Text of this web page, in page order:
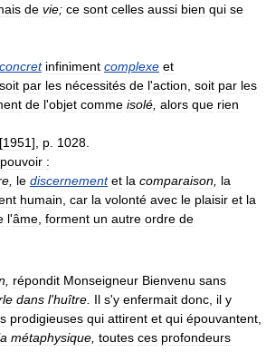
de vie; ce sont celles aussi bien qui se
concret infiniment complexe et
soit par les nécessités de l'action soit par les
de l'objet comme isolé alors que rien
[1951], p 1028
pouvoir :
le discernement et la comparaison la
humain car la volonté avec le plaisir et la
l'âme forment un autre ordre de
, répondit Monseigneur Bienvenu sans
dans l'huître. Il s'y enfermait donc, il y
prodigieuses qui attirent et qui épouvantent,
métaphysique, toutes ces profondeurs